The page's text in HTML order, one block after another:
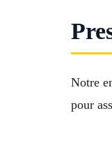
Notre
pour